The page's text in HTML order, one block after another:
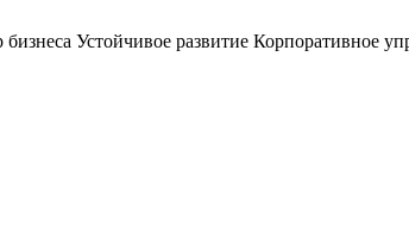
бизнеса Устойчивое развитие Корпоративное